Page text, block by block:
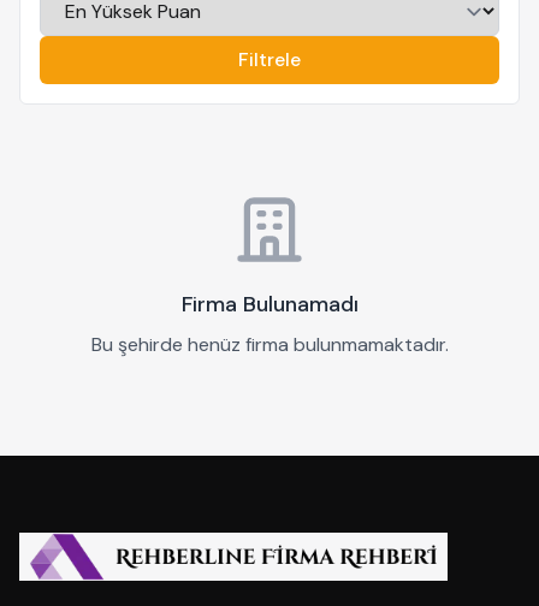
Filtrele
Firma Bulunamadı
Bu şehirde henüz firma bulunmamaktadır.